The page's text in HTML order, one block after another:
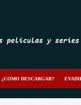
¿COMO DESCARGAR?